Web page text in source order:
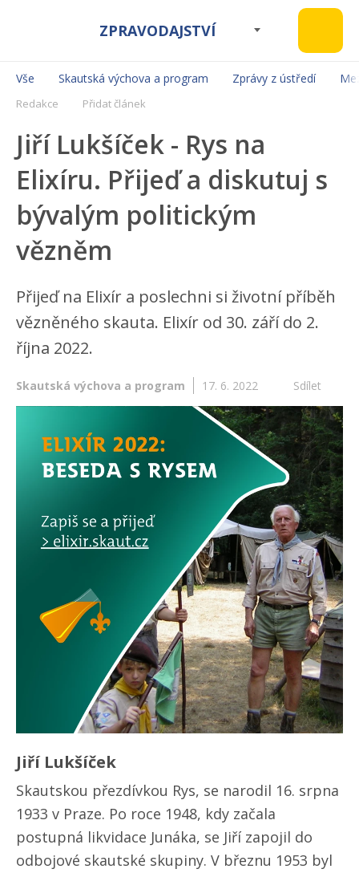
ZPRAVODAJSTVÍ
Vše Skautská výchova a program Zprávy z ústředí
Redakce Přidat článek
Jiří Lukšíček - Rys na
Elixíru. Přijeď a diskutuj s
bývalým politickým
vězněm
Přijeď na Elixír a poslechni si životní příběh
vězněného skauta. Elixír od 30. září do 2.
října 2022.
Skautská výchova a program 17. 6. 2022 Sdílet
Jiří Lukšíček
Skautskou přezdívkou Rys, se narodil 16. srpna
1933 v Praze. Po roce 1948, kdy začala
postupná likvidace Junáka, se Jiří zapojil do
odbojové skautské skupiny. V březnu 1953 byl